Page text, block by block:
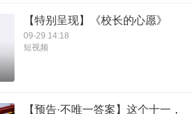
【特别呈现】《校长的心愿》
09-29 14:18
短视频
【预告·不唯一答案】这个十一，